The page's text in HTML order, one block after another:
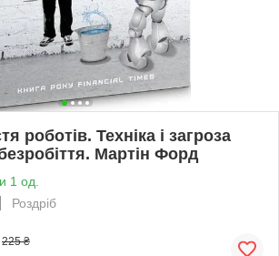
роботів. Техніка і загроза
Мартін Форд
1 од.
Роздріб
225 ₴